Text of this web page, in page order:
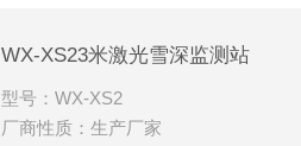
WX-XS23米激光雪深监测站
型号：WX-XS2
厂商性质：生产厂家